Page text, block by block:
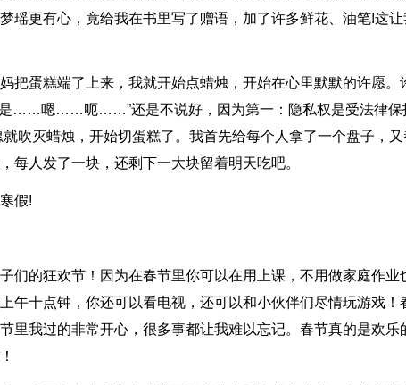
瑶更有心，竟给我在书里写了赠语，加了许多鲜花、油笔!这让
把蛋糕端了上来，我就开始点蜡烛，开始在心里默默的许愿。
是……嗯……呃……”还是不说好，因为第一：隐私权是受法律保
吹灭蜡烛，开始切蛋糕了。我首先给每个人拿了一个盘子，又
每人发了一块，还剩下一大块留着明天吃吧。
假!
们的狂欢节！因为在春节里你可以在用上课，不用做家庭作业
午十点钟，你还可以看电视，还可以和小伙伴们尽情玩游戏！
里我过的非常开心，很多事都让我难以忘记。春节真的是欢乐